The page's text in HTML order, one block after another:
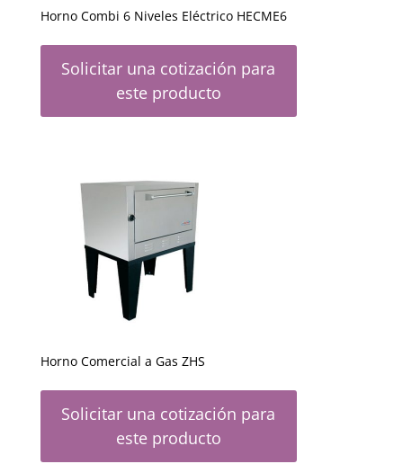
Horno Combi 6 Niveles Eléctrico HECME6
Solicitar una cotización para
este producto
Horno Comercial a Gas ZHS
Solicitar una cotización para
este producto